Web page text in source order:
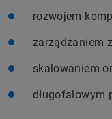
rozwojem
zarządzaniem
skalowaniem
długofalowym